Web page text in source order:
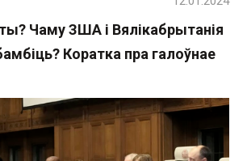
Чаму ЗША і Вялікабрытанія
Коратка пра галоўнае